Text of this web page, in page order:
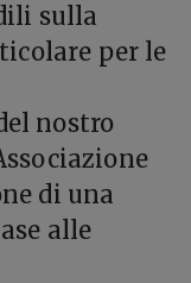
sulla
per le
nostro
di una
alle